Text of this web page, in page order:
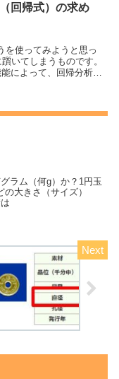
回帰式）の求め
を使ってみようと思っ
いてしまうものです。
によって、回帰分析を
ラム（何g）か？1円玉
大きさ（サイズ）